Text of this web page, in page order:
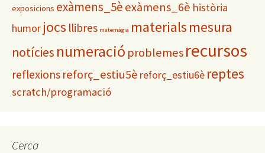
exposicions exàmens_5èexàmens_6è història
humor jocs llibres matemàgia materialsmesura
notícies numeració problemesrecursos
reflexions reforç_estiu5è reforç_estiu6è reptes
scratch/programació
Cerca